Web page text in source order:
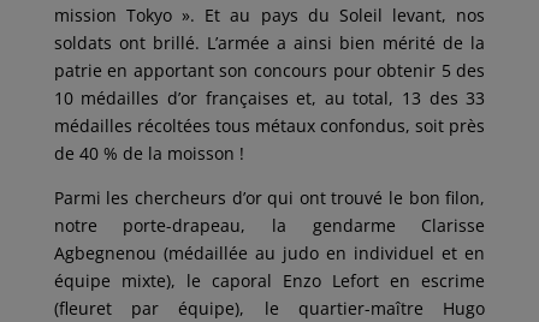
mission Tokyo ». Et au pays du Soleil levant, nos
soldats ont brillé. L’armée a ainsi bien mérité de la
patrie en apportant son concours pour obtenir 5 des
10 médailles d’or françaises et, au total, 13 des 33
médailles récoltées tous métaux confondus, soit près
de 40 % de la moisson !
Parmi les chercheurs d’or qui ont trouvé le bon filon,
notre porte-drapeau, la gendarme Clarisse
Agbegnenou (médaillée au judo en individuel et en
équipe mixte), le caporal Enzo Lefort en escrime
(fleuret par équipe), le quartier-maître Hugo